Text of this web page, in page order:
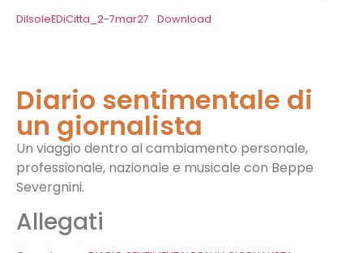
DiIsoleEDiCitta_2-7mar27 Download
Diario sentimentale di
un giornalista
Un viaggio dentro al cambiamento personale,
professionale, nazionale e musicale con Beppe
Severgnini.
Allegati